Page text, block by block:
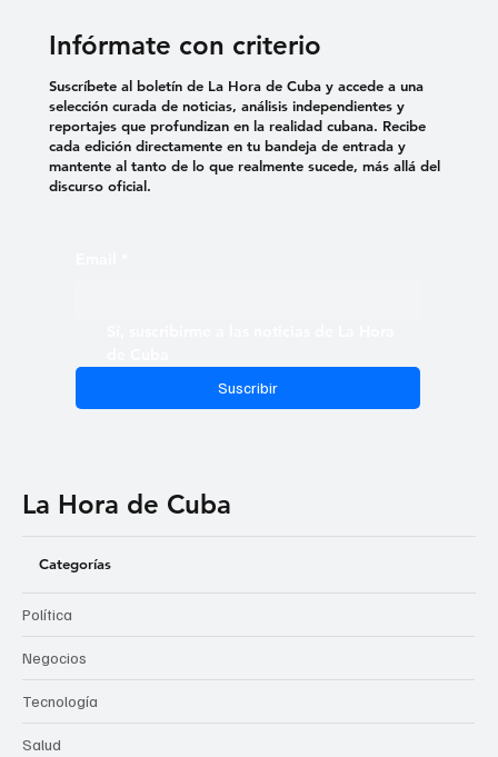
Infórmate con criterio
Suscribir
Suscríbete al boletín de La Hora de Cuba y accede a una
selección curada de noticias, análisis independientes y
reportajes que profundizan en la realidad cubana. Recibe
cada edición directamente en tu bandeja de entrada y
mantente al tanto de lo que realmente sucede, más allá del
discurso oficial.
La Hora de Cuba
Categorías
Política
Negocios
Tecnología
Salud